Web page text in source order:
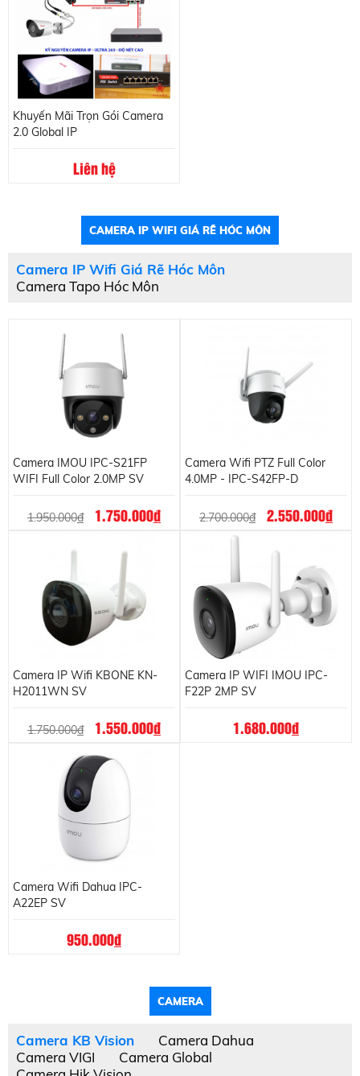
Khuyến Mãi Trọn Gói Camera
2.0 Global IP
Liên hệ
CAMERA IP WIFI GIÁ RẼ HÓC MÔN
Camera IP Wifi Giá Rẽ Hóc Môn
Camera Tapo Hóc Môn
Camera IMOU IPC-S21FP
WIFI Full Color 2.0MP SV
1.950.000đ 1.750.000đ
Camera Wifi PTZ Full Color
4.0MP - IPC-S42FP-D
2.700.000đ 2.550.000đ
Camera IP Wifi KBONE KN-
H2011WN SV
1.750.000đ 1.550.000đ
Camera IP WIFI IMOU IPC-
F22P 2MP SV
1.680.000đ
Camera Wifi Dahua IPC-
A22EP SV
950.000đ
CAMERA
Camera KB Vision
Camera Dahua
Camera VIGI
Camera Global